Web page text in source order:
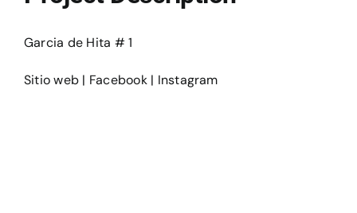
Garcia de Hita # 1
Sitio web | Facebook| Instagram